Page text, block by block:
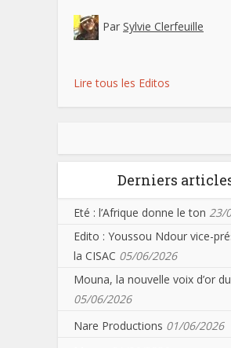
Par Sylvie Clerfeuille
Lire tous les Editos
Derniers
Eté : l’Afrique donne le ton 23/
Edito : Youssou Ndour vice-
la CISAC 05/06/2026
Mouna, la nouvelle voix d’or
05/06/2026
Nare Productions 01/06/2026